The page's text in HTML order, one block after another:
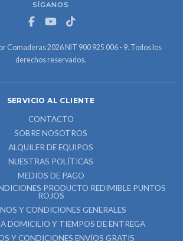
SÍGANOS
Comaderas 2026 NIT 900 925 006 - 9. Todos los
derechos reservados.
SERVICIO AL CLIENTE
CONTACTO
SOBRE NOSOTROS
ALQUILER DE EQUIPOS
NUESTRAS POLÍTICAS
MEDIOS DE PAGO
PRODUCTO REDIMIBLE PUNTOS
ROJOS
Y CONDICIONES GENERALES
DOMICILIO Y TIEMPOS DE ENTREGA
Y CONDICIONES ENVÍOS GRATIS